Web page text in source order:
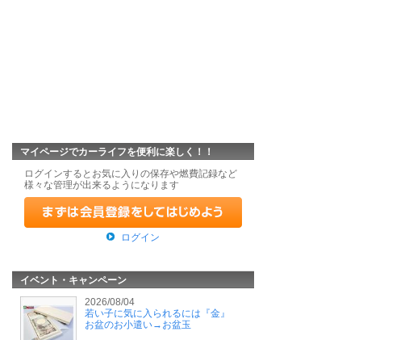
マイページでカーライフを便利に楽しく！！
ログインするとお気に入りの保存や燃費記録など
様々な管理が出来るようになります
ログイン
イベント・キャンペーン
2026/08/04
若い子に気に入られるには『金』
お盆のお小遣い→お盆玉